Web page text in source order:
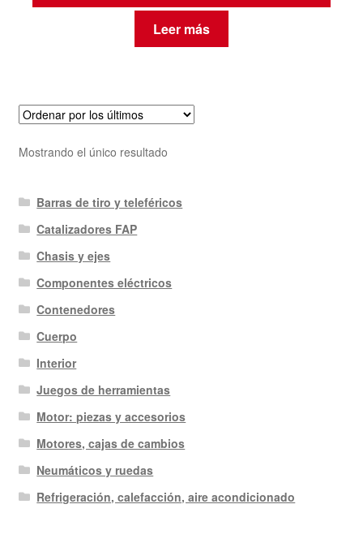
Leer más
Mostrando el único resultado
Barras de tiro y teleféricos
Catalizadores FAP
Chasis y ejes
Componentes eléctricos
Contenedores
Cuerpo
Interior
Juegos de herramientas
Motor: piezas y accesorios
Motores, cajas de cambios
Neumáticos y ruedas
Refrigeración, calefacción, aire acondicionado